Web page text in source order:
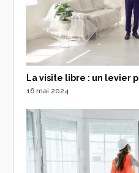
La visite libre : un levier
16 mai 2024